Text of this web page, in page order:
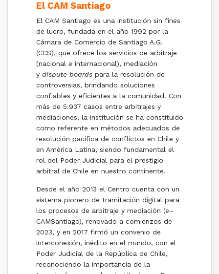
El CAM Santiago
El CAM Santiago es una institución sin fines
de lucro, fundada en el año 1992 por la
Cámara de Comercio de Santiago A.G.
(CCS), que ofrece los servicios de arbitraje
(nacional e internacional), mediación
y dispute boardspara la resolución de
controversias, brindando soluciones
confiables y eficientes a la comunidad. Con
más de 5.937 casos entre arbitrajes y
mediaciones, la institución se ha constituido
como referente en métodos adecuados de
resolución pacífica de conflictos en Chile y
en América Latina, siendo fundamental el
rol del Poder Judicial para el prestigio
arbitral de Chile en nuestro continente.
Desde el año 2013 el Centro cuenta con un
sistema pionero de tramitación digital para
los procesos de arbitraje y mediación (e–
CAMSantiago), renovado a comienzos de
2023, y en 2017 firmó un convenio de
interconexión, inédito en el mundo, con el
Poder Judicial de la República de Chile,
reconociendo la importancia de la